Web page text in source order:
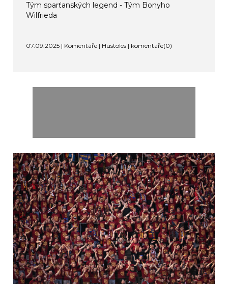
Tým sparťanských legend - Tým Bonyho
Wilfrieda
07.09.2025 | Komentáře | Hustoles | komentáře(0)